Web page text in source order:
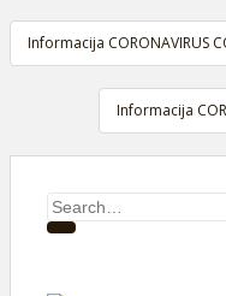
Navigacija
članaka
Informacija CORONAVIRUS
Informacija
Search
for: